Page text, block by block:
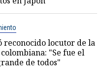
reconocido locutor de la
"Se fue el
de todos"